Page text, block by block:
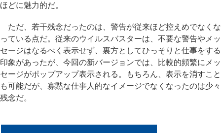
ほどに魅力的だ。
ただ、若干残念だったのは、警告が従来ほど控えめでなくな
っている点だ。従来のウイルスバスターは、不要な警告やメッ
セージはなるべく表示せず、裏方としてひっそりと仕事をする
印象があったが、今回の新バージョンでは、比較的頻繁にメッ
セージがポップアップ表示される。もちろん、表示を消すこと
も可能だが、寡黙な仕事人的なイメージでなくなったのは少々
残念だ。